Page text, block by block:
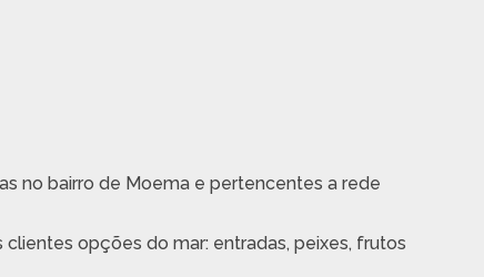
no bairro de Moema e pertencentes a rede
opções do mar: entradas, peixes, frutos